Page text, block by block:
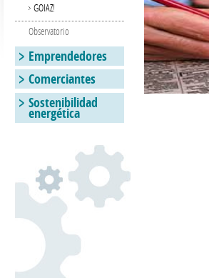
GOIAZ!
Observatorio
Emprendedores
Comerciantes
Sostenibilidad
energética